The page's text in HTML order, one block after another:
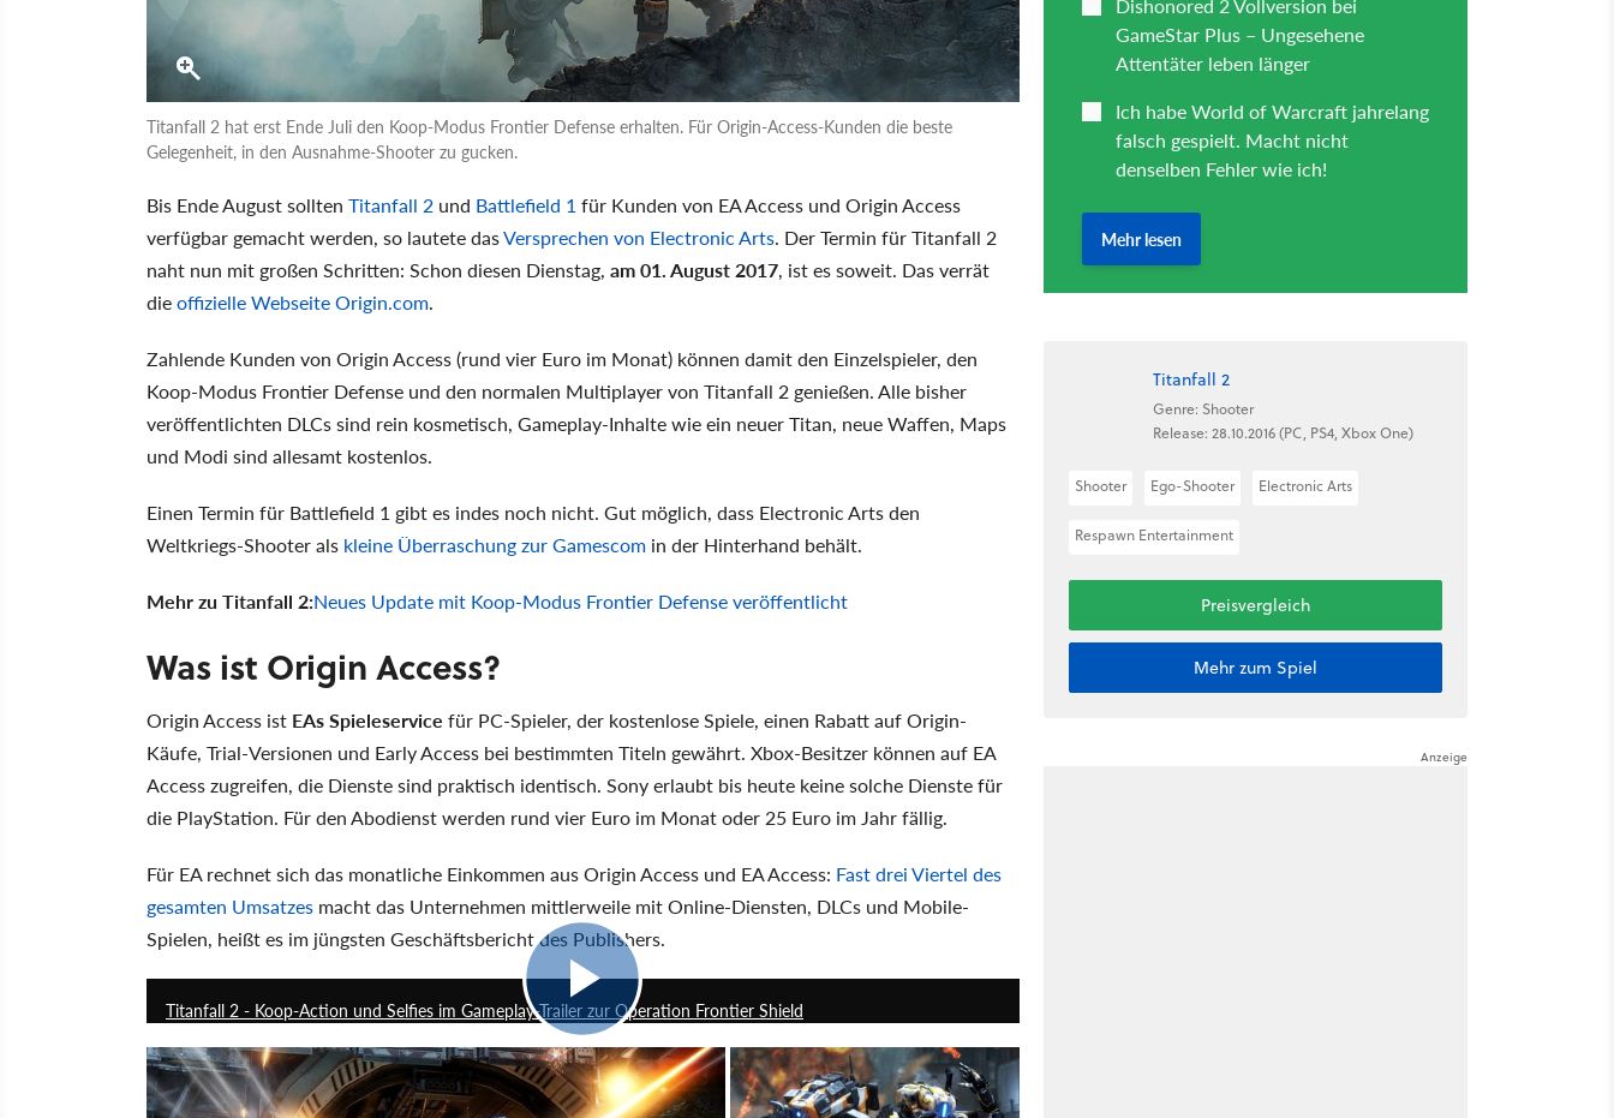
Titanfall 2 hat erst Ende Juli den Koop-Modus Frontier Defense erhalten. Für Origin-Access-Kunden die beste
Gelegenheit, in den Ausnahme-Shooter zu gucken.
Bis Ende August sollten Titanfall 2 und Battlefield 1für Kunden von EA Access und Origin Access
verfügbar gemacht werden, so lautete dasVersprechen von Electronic Arts. Der Termin für Titanfall 2
naht nun mit großen Schritten: Schon diesen Dienstag, am 01. August 2017, ist es soweit. Das verrät
dieoffizielle Webseite Origin.com.
Zahlende Kunden von Origin Access (rund vier Euro im Monat) können damit den Einzelspieler, den
Koop-Modus Frontier Defense und den normalen Multiplayer von Titanfall 2 genießen. Alle bisher
veröffentlichten DLCs sind rein kosmetisch, Gameplay-Inhalte wie ein neuer Titan, neue Waffen, Maps
und Modi sind allesamt kostenlos.
Einen Termin für Battlefield 1 gibt es indes noch nicht. Gut möglich, dass Electronic Arts den
Weltkriegs-Shooter als kleine Überraschung zur Gamescom in der Hinterhand behält.
Mehr zu Titanfall 2:Neues Update mit Koop-Modus Frontier Defense veröffentlicht
Was ist Origin Access?
Origin Access ist EAs Spieleservice für PC-Spieler, der kostenlose Spiele, einen Rabatt auf Origin-
Käufe, Trial-Versionen und Early Access bei bestimmten Titeln gewährt. Xbox-Besitzer können auf EA
Access zugreifen, die Dienste sind praktisch identisch. Sony erlaubt bis heute keine solche Dienste für
die PlayStation. Für den Abodienst werden rund vier Euro im Monat oder 25 Euro im Jahr fällig.
Für EA rechnet sich das monatliche Einkommen aus Origin Access und EA Access: Fast drei Viertel des
gesamten Umsatzes macht das Unternehmen mittlerweile mit Online-Diensten, DLCs und Mobile-
Spielen, heißt es im jüngsten Geschäftsbericht des Publishers.
Titanfall 2 - Koop-Action und Selfies im Gameplay-Trailer zur Operation Frontier Shield
Titanfall 2
Genre: Shooter
Release: 28.10.2016 (PC, PS4, Xbox One)
Shooter Ego-Shooter Electronic Arts
Respawn Entertainment
Preisvergleich
Mehr zum Spiel